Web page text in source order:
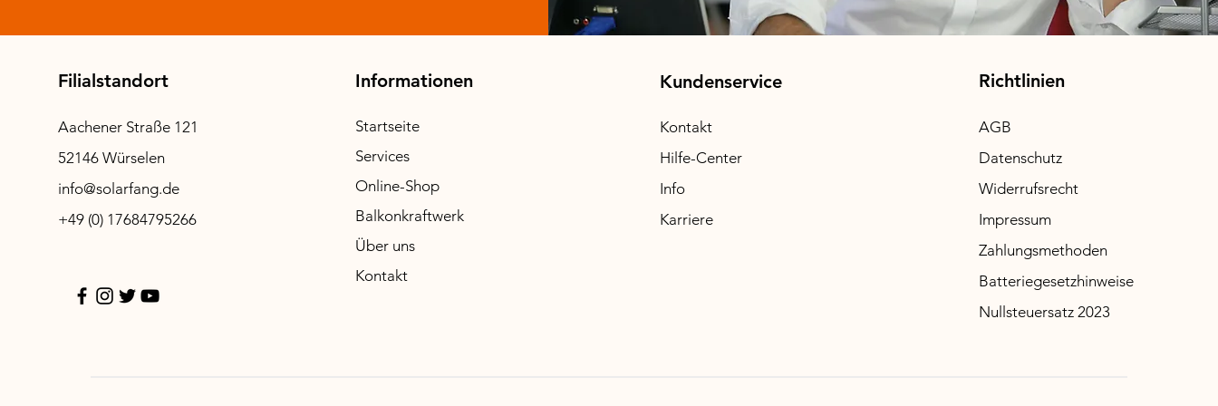
Preis
199,00 €
Filialstandort
Aachener Straße 121
52146 Würselen
info@solarfang.de
+49 (0) 17684795266
Informationen
Startseite
Services
Online-Shop
Balkonkraftwerk
Über uns
Kontakt
Kundenservice
Kontakt
Hilfe-Center
Info
Karriere
Richtlinien
AGB
Datenschutz
Widerrufsrecht
Impressum
Zahlungsmethoden
Batteriegesetzhinweise
Nullsteuersatz 2023